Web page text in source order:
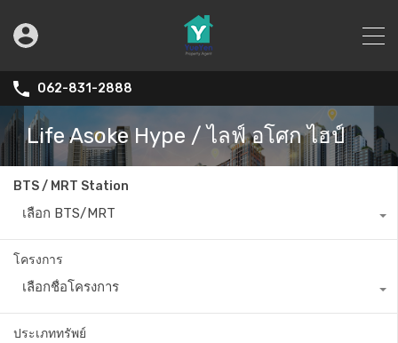
062-831-2888
Life Asoke Hype / ไลฟ์ อโศก ไฮป์
BTS / MRT Station
เลือก BTS/MRT
โครงการ
เลือกชื่อโครงการ
ประเภททรัพย์